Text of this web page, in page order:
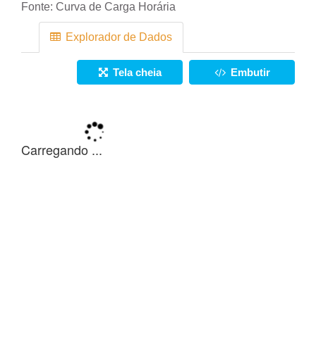
Fonte: Curva de Carga Horária
Explorador de Dados
Tela cheia Embutir